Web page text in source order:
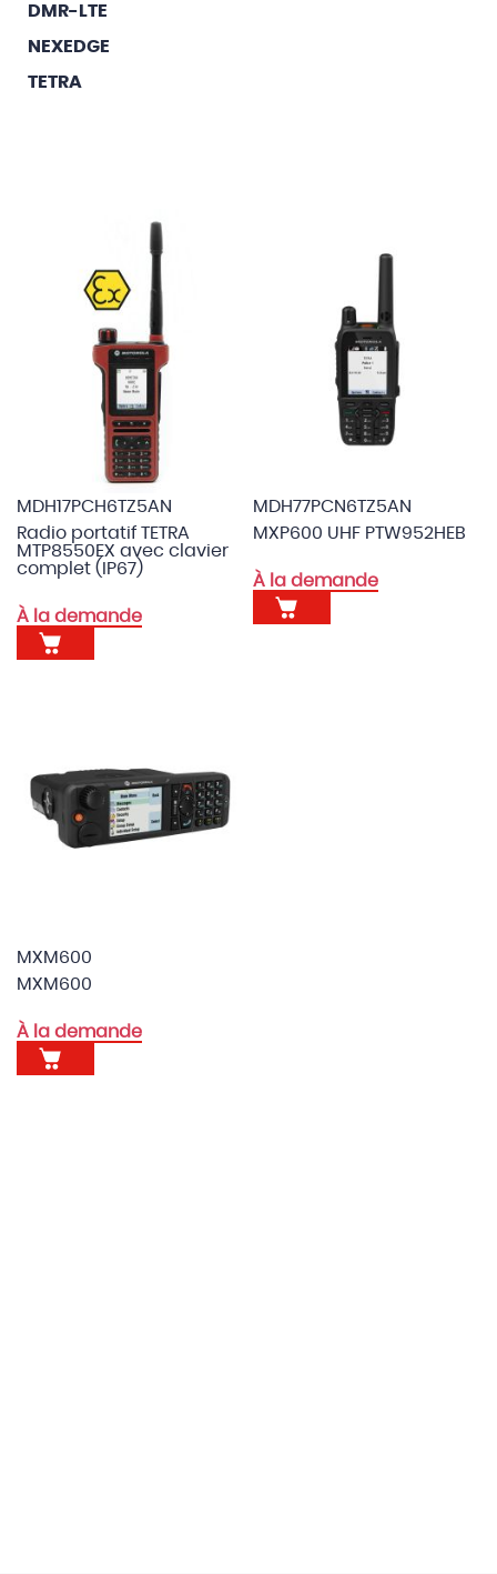
MDH17PCH6TZ5AN
Radio portatif TETRA
MTP8550EX avec clavier
complet (IP67)
À la demande
MDH77PCN6TZ5AN
MXP600 UHF PTW952HEB
À la demande
MXM600
MXM600
À la demande
DMR-LTE
NEXEDGE
TETRA